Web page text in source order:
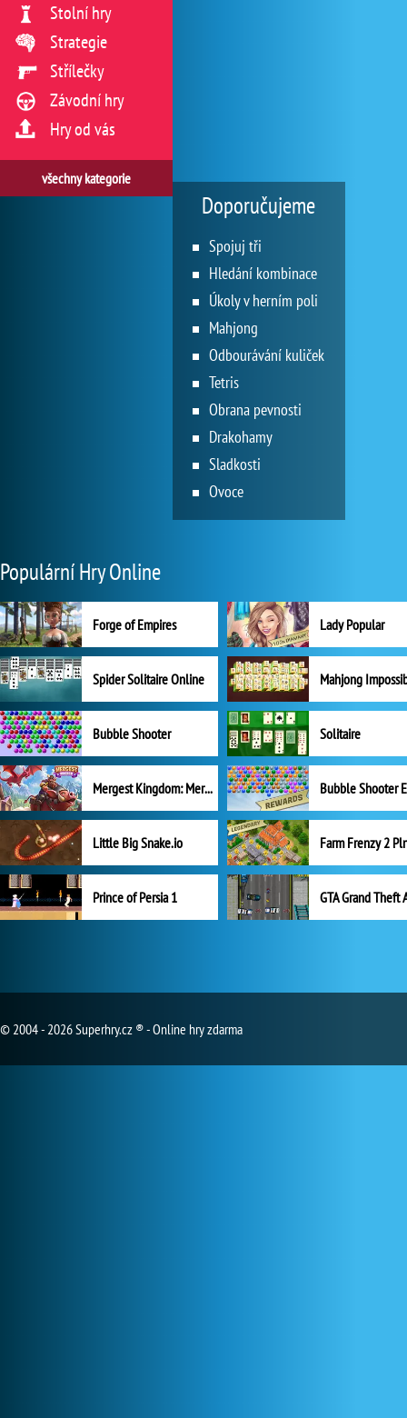
Stolní hry
Strategie
Střílečky
Závodní hry
Hry od vás
všechny kategorie
Doporučujeme
Spojuj tři
Hledání kombinace
Úkoly v herním poli
Mahjong
Odbourávání kuliček
Tetris
Obrana pevnosti
Drakohamy
Sladkosti
Ovoce
Populární Hry Online
Forge of Empires Lady Popular
Spider Solitaire Online Mahjong
Bubble Shooter Solitaire
Mergest Kingdom: Merge Puzzle
Little Big Snake.io
Prince of Persia 1 GTA Grand Theft
© 2004 - 2026 Superhry.cz ® - Online hry zdarma